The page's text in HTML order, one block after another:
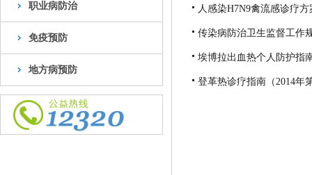
职业病防治
免疫预防
地方病预防
人感染H7N9禽流感诊疗方
传染病防治卫生监督工作
埃博拉出血热个人防护指
登革热诊疗指南（2014年